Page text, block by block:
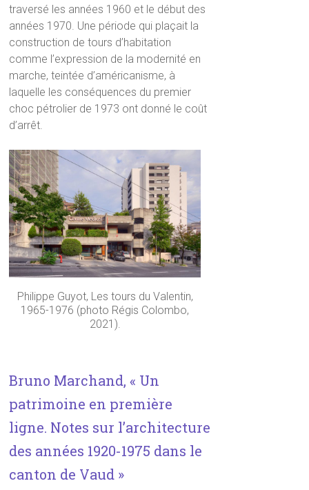
traversé les années 1960 et le début des
années 1970. Une période qui plaçait la
construction de tours d’habitation
comme l’expression de la modernité en
marche, teintée d’américanisme, à
laquelle les conséquences du premier
choc pétrolier de 1973 ont donné le coût
d’arrêt.
Philippe Guyot, Les tours du Valentin,
1965-1976 (photo Régis Colombo,
2021).
Bruno Marchand, « Un
patrimoine en première
ligne. Notes sur l’architecture
des années 1920-1975 dans le
canton de Vaud »